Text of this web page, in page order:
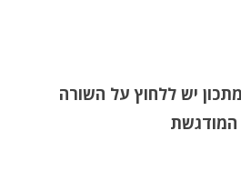
יש ללחוץ על השורה
המודגשת